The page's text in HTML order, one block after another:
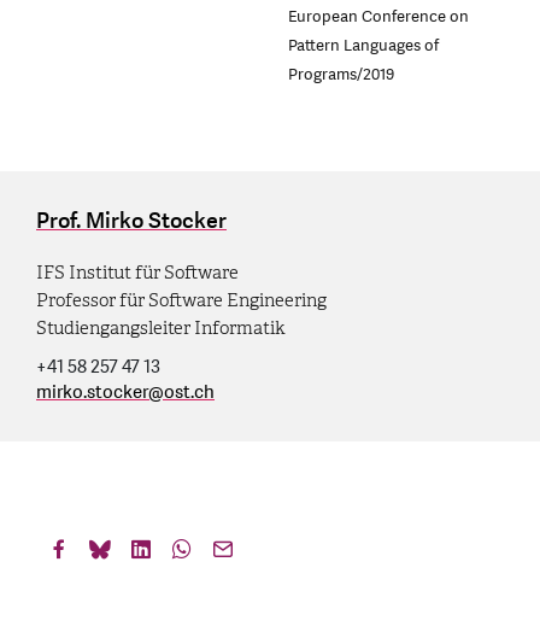
European Conference on
Pattern Languages of
Programs/2019
Prof. Mirko Stocker
IFS Institut für Software
Professor für Software Engineering
Studiengangsleiter Informatik
+41 58 257 47 13
mirko.stocker@ost.ch